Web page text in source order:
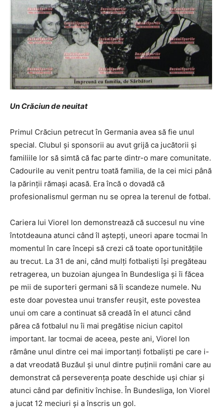
Un Crăciun de neuitat
Primul Crăciun petrecut în Germania avea să fie unul
special. Clubul și sponsorii au avut grijă ca jucătorii și
familiile lor să simtă că fac parte dintr-o mare comunitate.
Cadourile au venit pentru toată familia, de la cei mici până
la părinții rămași acasă. Era încă o dovadă că
profesionalismul german nu se oprea la terenul de fotbal.
Cariera lui Viorel Ion demonstrează că succesul nu vine
întotdeauna atunci când îl aștepți, uneori apare tocmai în
momentul în care începi să crezi că toate oportunitățile
au trecut. La 31 de ani, când mulți fotbaliști își pregăteau
retragerea, un buzoian ajungea în Bundesliga și îi făcea
pe mii de suporteri germani să îi scandeze numele. Nu
este doar povestea unui transfer reușit, este povestea
unui om care a continuat să creadă în el atunci când
părea că fotbalul nu îi mai pregătise niciun capitol
important. Iar tocmai de aceea, peste ani, Viorel Ion
rămâne unul dintre cei mai importanți fotbaliști pe care i-
a dat vreodată Buzăul și unul dintre puținii români care au
demonstrat că perseverența poate deschide uși chiar și
atunci când par definitiv închise. În Bundesliga, Ion Viorel
a jucat 12 meciuri și a înscris un gol.